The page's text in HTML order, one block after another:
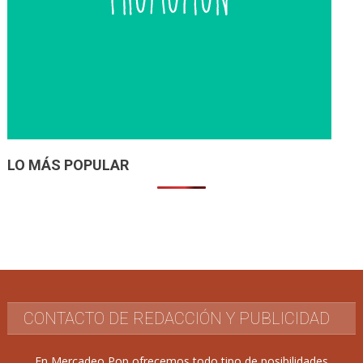
LO MÁS POPULAR
CONTACTO DE REDACCIÓN Y PUBLICIDAD